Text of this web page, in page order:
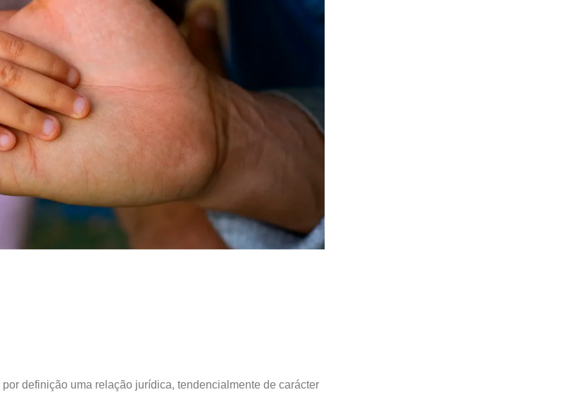
definição uma relação jurídica, tendencialmente de carácter